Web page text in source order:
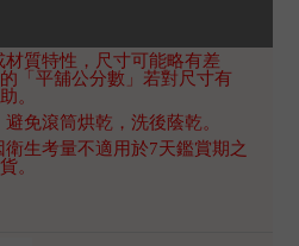
質特性，尺寸可能略有差
「平舖公分數」若對尺寸有
。
免滾筒烘乾，洗後蔭乾。
生考量不適用於7天鑑賞期之
。